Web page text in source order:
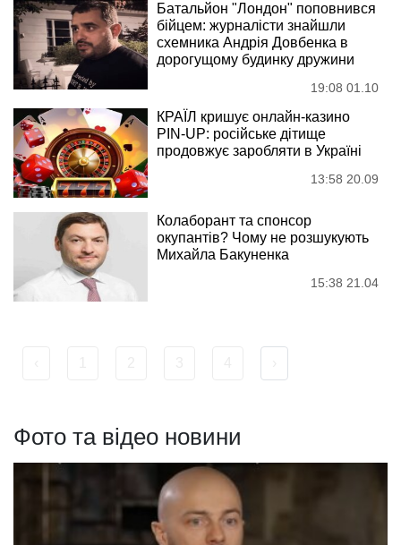
Батальйон "Лондон" поповнився
бійцем: журналісти знайшли
схемника Андрія Довбенка в
дорогущому будинку дружини
19:08 01.10
КРАЇЛ кришує онлайн-казино
PIN-UP: російське дітище
продовжує заробляти в Україні
13:58 20.09
Колаборант та спонсор
окупантів? Чому не розшукують
Михайла Бакуненка
15:38 21.04
Фото та відео новини